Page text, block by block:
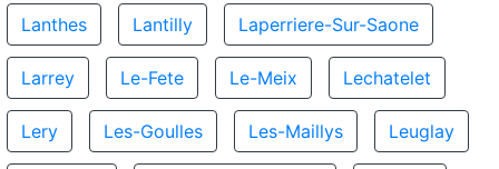
Lanthes Lantilly Laperriere-Sur-Saone
Larrey Le-Fete Le-Meix Lechatelet
Lery Les-Goulles Les-Maillys Leuglay